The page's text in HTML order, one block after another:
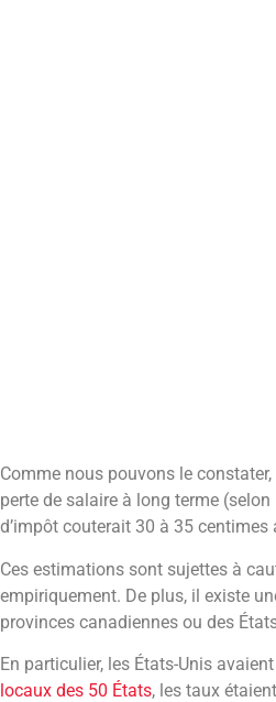
Étudier la seule variation des
Les économètres doivent donc
Si un euro additionnel d’impôt sur
certaines études ci-dessus, cela
actionnaires, les dirigeants et les
difficile à déterminer.